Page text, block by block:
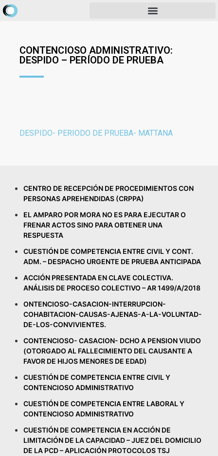
CONTENCIOSO ADMINISTRATIVO:
DESPIDO – PERÍODO DE PRUEBA
DESPIDO- PERIODO DE PRUEBA- MATTANA
CENTRO DE RECEPCIÓN DE PROCEDIMIENTOS CON
PERSONAS APREHENDIDAS (CRPPA)
EL AMPARO POR MORA NO ES PARA EJECUTAR O
FRENAR ACTOS SINO PARA OBTENER UNA
RESPUESTA
CUESTIÓN DE COMPETENCIA ENTRE CIVIL Y CONT.
ADM. – DESPACHO URGENTE DE PRUEBA ANTICIPADA
ACCIÓN PRESENTADA EN CLAVE COLECTIVA.
ANÁLISIS DE PROCESO COLECTIVO – AR 1499/A/2018
ONTENCIOSO-CASACION-INTERRUPCION-
COHABITACION-CAUSAS-AJENAS-A-LA-VOLUNTAD-
DE-LOS-CONVIVIENTES.
CONTENCIOSO- CASACION- DCHO A PENSION VIUDO
(OTORGADO AL FALLECIMIENTO DEL CAUSANTE A
FAVOR DE HIJOS MENORES DE EDAD)
CUESTIÓN DE COMPETENCIA ENTRE CIVIL Y
CONTENCIOSO ADMINISTRATIVO
CUESTIÓN DE COMPETENCIA ENTRE LABORAL Y
CONTENCIOSO ADMINISTRATIVO
CUESTIÓN DE COMPETENCIA EN ACCIÓN DE
LIMITACIÓN DE LA CAPACIDAD – JUEZ DEL DOMICILIO
DE LA PCD – APLICACIÓN PROTOCOLOS TSJ